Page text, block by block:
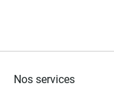
Nos services